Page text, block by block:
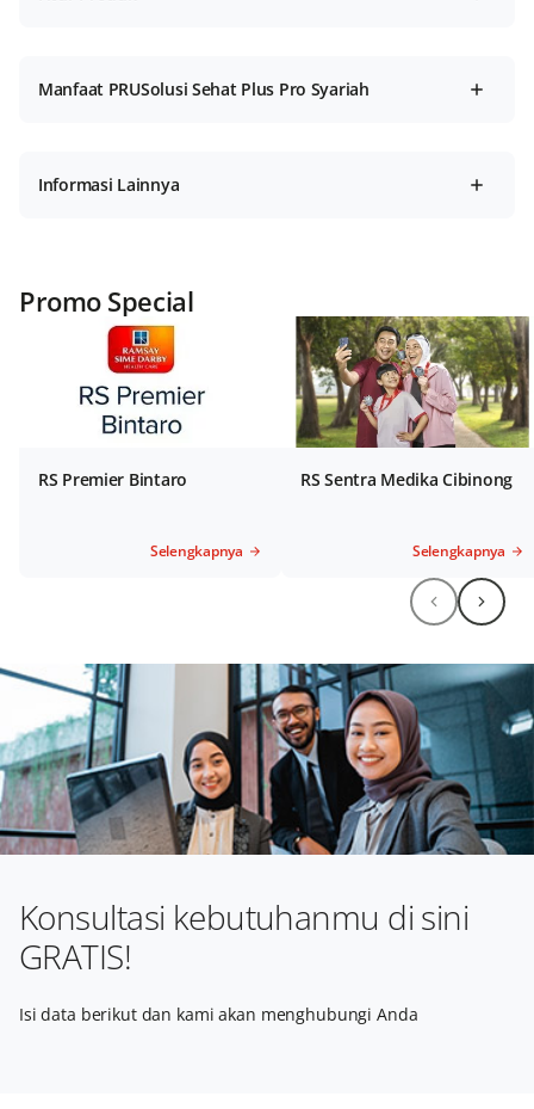
Manfaat PRUSolusi Sehat Plus Pro Syariah
Informasi Lainnya
Promo Special
RS Premier Bintaro
Selengkapnya
RS Sentra Medika Cibinong
Selengkapnya
Konsultasi kebutuhanmu di sini
GRATIS!
Isi data berikut dan kami akan menghubungi Anda